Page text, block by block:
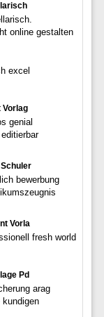
online gestalten
excel
Vorlag
genial
bewerbung
Vorla
fresh world
Pd
arag
kundigen